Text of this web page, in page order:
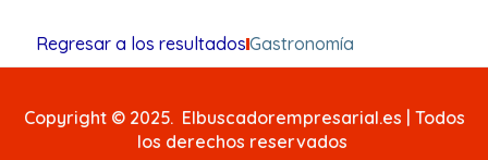
Regresar a los resultadosGastronomía
Copyright © 2025. Elbuscadorempresarial.es | Todos
los derechos reservados